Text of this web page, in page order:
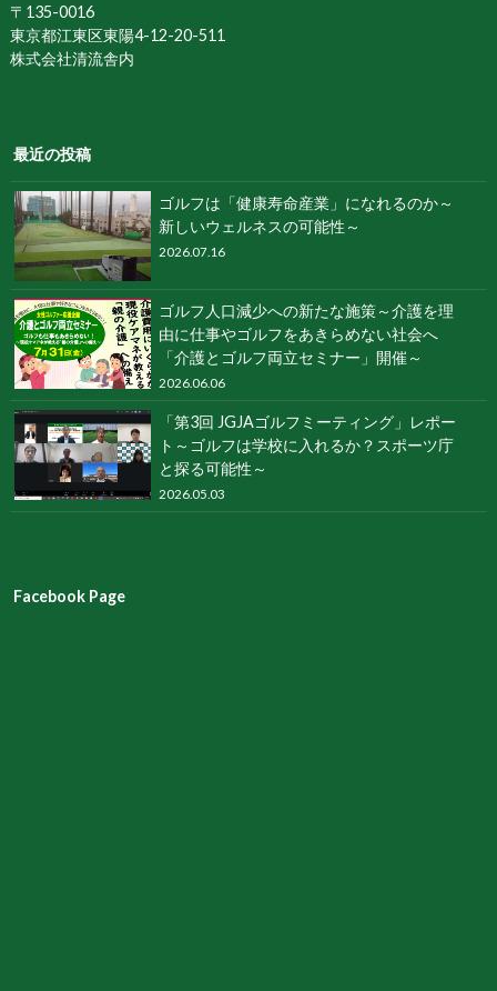
〒135-0016
東京都江東区東陽4-12-20-511
株式会社清流舎内
最近の投稿
ゴルフは「健康寿命産業」になれるのか～
新しいウェルネスの可能性～
2026.07.16
ゴルフ人口減少への新たな施策～介護を理
由に仕事やゴルフをあきらめない社会へ
「介護とゴルフ両立セミナー」開催～
2026.06.06
「第3回 JGJAゴルフミーティング」レポー
ト～ゴルフは学校に入れるか？スポーツ庁
と探る可能性～
2026.05.03
Facebook Page